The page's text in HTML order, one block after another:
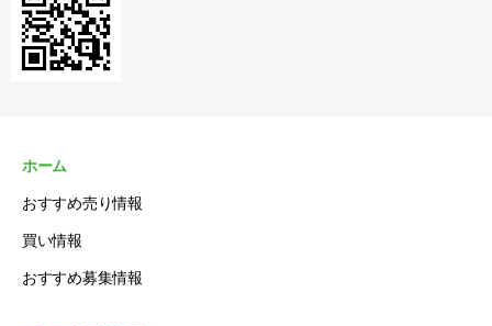
ホーム
おすすめ売り情報
買い情報
おすすめ募集情報